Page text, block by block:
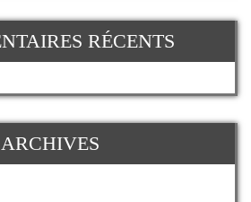
RÉCENTS
ARCHIVES